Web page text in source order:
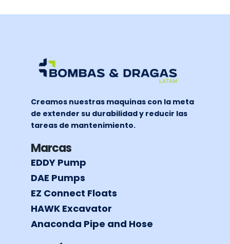
Creamos nuestras maquinas con la meta
de extender su durabilidad y reducir las
tareas de mantenimiento.
Marcas
EDDY Pump
DAE Pumps
EZ Connect Floats
HAWK Excavator
Anaconda Pipe and Hose